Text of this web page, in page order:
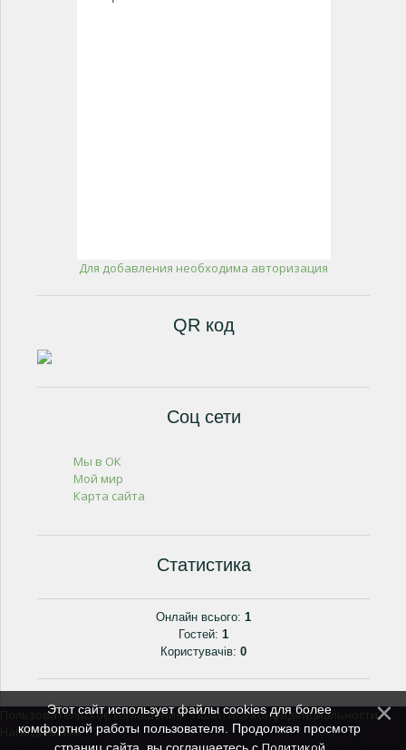
Для добавления необходима авторизация
QR код
Соц сети
Мы в ОК
Мой мир
Карта сайта
Статистика
Онлайн всього: 1
Гостей: 1
Користувачів: 0
Пользовательское соглашения|Политика конфиденциальности|
Написать нам
Этот сайт использует файлы cookies для более
комфортной работы пользователя. Продолжая просмотр